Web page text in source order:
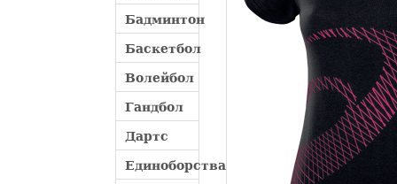
Бадминтон
Баскетбол
Волейбол
Гандбол
Дартс
Единоборства